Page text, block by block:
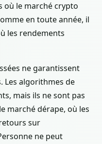
où le marché crypto
en toute année, il
les rendements
ne garantissent
Les algorithmes de
mais ils ne sont pas
marché dérape, où les
sur
ne peut